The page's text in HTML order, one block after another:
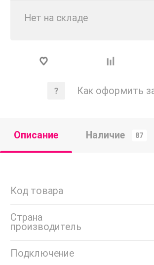
Нет на складе
Как оформить
Описание Наличие 87
Код товара
Страна
производитель
Подключение